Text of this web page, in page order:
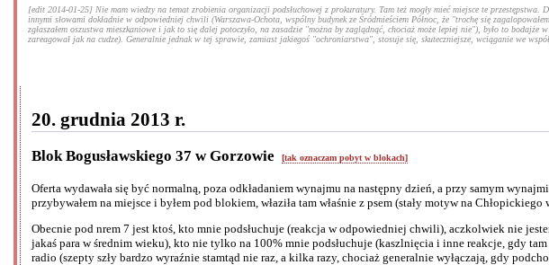
[edit 2014-01-25] Nie mam wiedzy na temat zrobienia organizacji podsłuchowej z prokuratury. Tam też mogły mieć miejsce te
innymi słowami dokładnie w odpowiedniej chwili (Warszawa-Ochota, wspólny budynek ze Śródmieściem Północ, że "trochę się
zgłaszałem oszustwa mieszkaniowe i jak to się dalej potoczyło, na zasadzie "można by zaglądnąć, chociaż może lepiej nie"), było to
zareagował jak na cudze). Generalnie jednak w tej sprawie, zamiast jakiegoś "ochroniarstwa", stosuje się, skuteczniejsze, wciąganie we
20. grudnia 2013 r.
Blok Bogusławskiego 37 w Gorzowie [tak oznaczam pobyt w blokach]
Oferta wydawała się być normalną, poza odkładaniem wynajmu na następny dzień, a przy samym
przybywałem na miejsce i byłem pod blokiem, właziła tam właśnie z psem (stały motyw na
Obecnie pod nrem 7 jest ktoś, kto mnie podsłuchuje (reakcja w odpowiedniej chwili), aczkolwiek nie
jakaś para w średnim wieku), kto nie tylko na 100% mnie podsłuchuje (kaszlnięcia i inne reakcje, gdy
radio (szepty szły bardzo wyraźnie stamtąd nie raz, a kilka razy, chociaż generalnie wyłączają, gdy